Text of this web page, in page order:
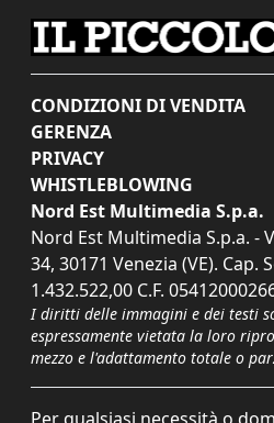
CONDIZIONI DI VENDITA
GERENZA
PRIVACY
WHISTLEBLOWING
Nord Est Multimedia S.p.a.
Nord Est Multimedia S.p.a. -
34, 30171 Venezia (VE). Cap.
1.432.522,00 C.F.
I diritti delle immagini e dei testi
espressamente vietata la loro
mezzo e l'adattamento totale o